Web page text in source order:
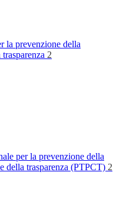
la prevenzione della
2
per la prevenzione della
della trasparenza (PTPCT) 2